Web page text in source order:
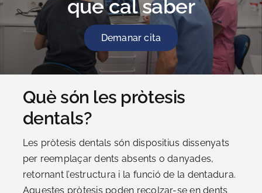
que cal saber
Demanar cita
Què són les pròtesis
dentals?
Les pròtesis dentals són dispositius dissenyats
per reemplaçar dents absents o danyades,
retornant l’estructura i la funció de la dentadura.
Aquestes pròtesis poden recolzar-se en dents